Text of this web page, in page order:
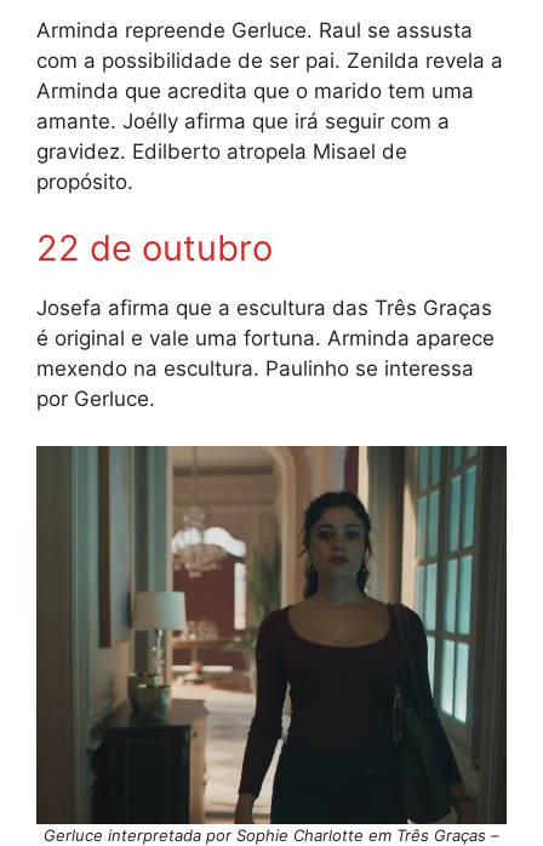
Arminda repreende Gerluce. Raul se assusta
com a possibilidade de ser pai. Zenilda revela a
Arminda que acredita que o marido tem uma
amante. Joélly afirma que irá seguir com a
gravidez. Edilberto atropela Misael de
propósito.
22 de outubro
Josefa afirma que a escultura das Três Graças
é original e vale uma fortuna. Arminda aparece
mexendo na escultura. Paulinho se interessa
por Gerluce.
Gerluce interpretada por Sophie Charlotte em Três Graças –